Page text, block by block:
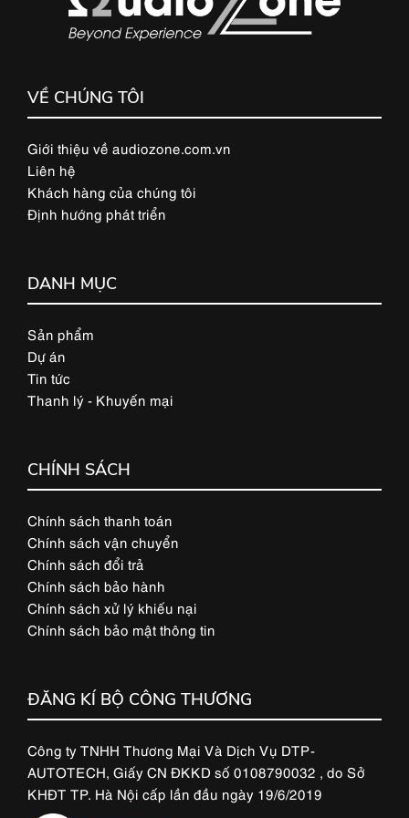
VỀ CHÚNG TÔI
Giới thiệu về audiozone.com.vn
Liên hệ
Khách hàng của chúng tôi
Định hướng phát triển
DANH MỤC
Sản phẩm
Dự án
Tin tức
Thanh lý - Khuyến mại
CHÍNH SÁCH
Chính sách thanh toán
Chính sách vận chuyển
Chính sách đổi trả
Chính sách bảo hành
Chính sách xử lý khiếu nại
Chính sách bảo mật thông tin
ĐĂNG KÍ BỘ CÔNG THƯƠNG
Công ty TNHH Thương Mại Và Dịch Vụ DTP-
AUTOTECH, Giấy CN ĐKKD số 0108790032 , do Sở
KHĐT TP. Hà Nội cấp lần đầu ngày 19/6/2019